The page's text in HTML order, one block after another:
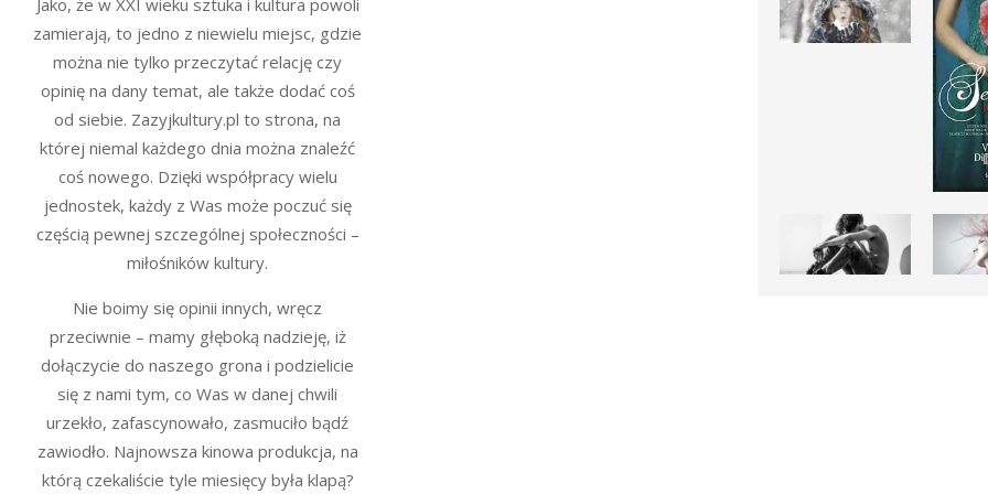
Jako, że w XXI wieku sztuka i kultura powoli
zamierają, to jedno z niewielu miejsc, gdzie
można nie tylko przeczytać relację czy
opinię na dany temat, ale także dodać coś
od siebie. Zazyjkultury.pl to strona, na
której niemal każdego dnia można znaleźć
coś nowego. Dzięki współpracy wielu
jednostek, każdy z Was może poczuć się
częścią pewnej szczególnej społeczności –
miłośników kultury.
Nie boimy się opinii innych, wręcz
przeciwnie – mamy głęboką nadzieję, iż
dołączycie do naszego grona i podzielicie
się z nami tym, co Was w danej chwili
urzekło, zafascynowało, zasmuciło bądź
zawiodło. Najnowsza kinowa produkcja, na
którą czekaliście tyle miesięcy była klapą?